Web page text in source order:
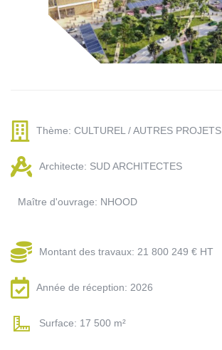
Thème: CULTUREL / AUTRES PROJETS
Architecte: SUD ARCHITECTES
Maître d'ouvrage: NHOOD
Montant des travaux: 21 800 249 € HT
Année de réception: 2026
Surface: 17 500 m²